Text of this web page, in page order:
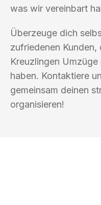
was wir vereinbart
Überzeuge dich
zufriedenen Kunden,
Kreuzlingen
haben. Kontaktiere
gemeinsam deinen
organisieren!